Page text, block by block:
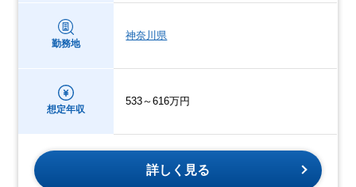
勤務地
神奈川県
想定年収
533～616万円
詳しく見る